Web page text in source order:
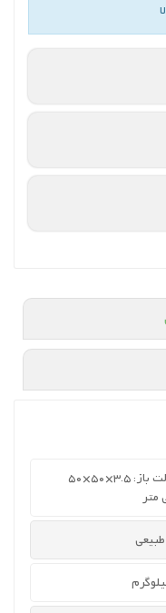
در حالت باز: 3.5×50×50
متر